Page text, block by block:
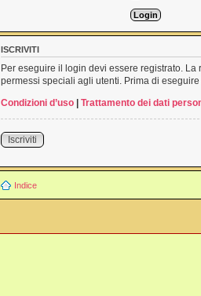
ISCRIVITI
Per eseguire il login devi essere registrato.
permessi speciali agli utenti. Prima di
Condizioni d’uso | Trattamento dei dati
Iscriviti
Indice